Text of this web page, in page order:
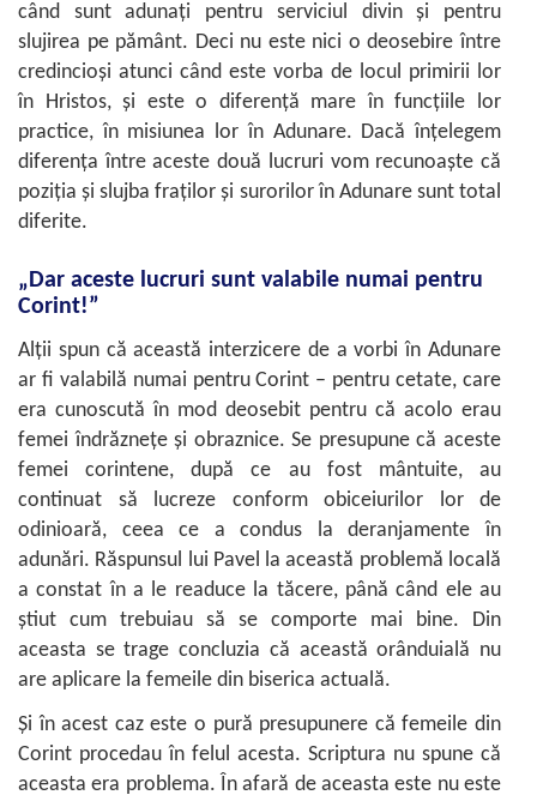
când sunt adunaţi pentru serviciul divin şi pentru
slujirea pe pământ. Deci nu este nici o deosebire între
credincioşi atunci când este vorba de locul primirii lor
în Hristos, şi este o diferenţă mare în funcţiile lor
practice, în misiunea lor în Adunare. Dacă înţelegem
diferenţa între aceste două lucruri vom recunoaşte că
poziţia şi slujba fraţilor şi surorilor în Adunare sunt total
diferite.
„Dar aceste lucruri sunt valabile numai pentru
Corint!”
Alţii spun că această interzicere de a vorbi în Adunare
ar fi valabilă numai pentru Corint – pentru cetate, care
era cunoscută în mod deosebit pentru că acolo erau
femei îndrăzneţe şi obraznice. Se presupune că aceste
femei corintene, după ce au fost mântuite, au
continuat să lucreze conform obiceiurilor lor de
odinioară, ceea ce a condus la deranjamente în
adunări. Răspunsul lui Pavel la această problemă locală
a constat în a le readuce la tăcere, până când ele au
ştiut cum trebuiau să se comporte mai bine. Din
aceasta se trage concluzia că această orânduială nu
are aplicare la femeile din biserica actuală.
Şi în acest caz este o pură presupunere că femeile din
Corint procedau în felul acesta. Scriptura nu spune că
aceasta era problema. În afară de aceasta este nu este